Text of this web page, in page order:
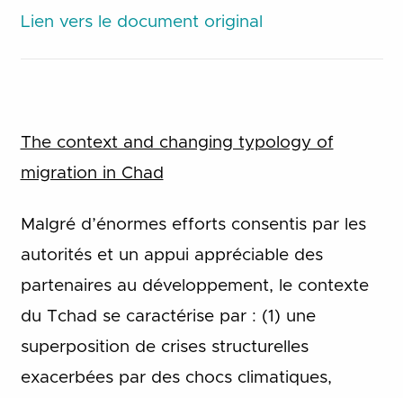
Lien vers le document original
The context and changing typology of
migration in Chad
Malgré d’énormes efforts consentis par les
autorités et un appui appréciable des
partenaires au développement, le contexte
du Tchad se caractérise par : (1) une
superposition de crises structurelles
exacerbées par des chocs climatiques,